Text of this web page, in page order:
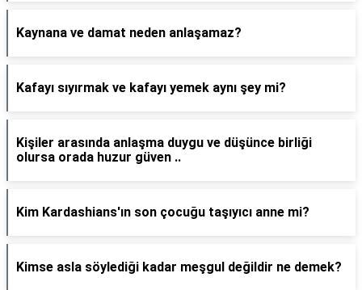
Kaynana ve damat neden anlaşamaz?
Kafayı sıyırmak ve kafayı yemek aynı şey mi?
Kişiler arasında anlaşma duygu ve düşünce birliği
olursa orada huzur güven ..
Kim Kardashians'ın son çocuğu taşıyıcı anne mi?
Kimse asla söylediği kadar meşgul değildir ne demek?